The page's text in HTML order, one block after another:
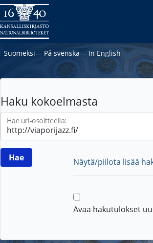
Suomeksi― På svenska― In English
Haku kokoelmasta
Hae url-osoitteella:
Näytä/piilota lisää
Avaa hakutulokset